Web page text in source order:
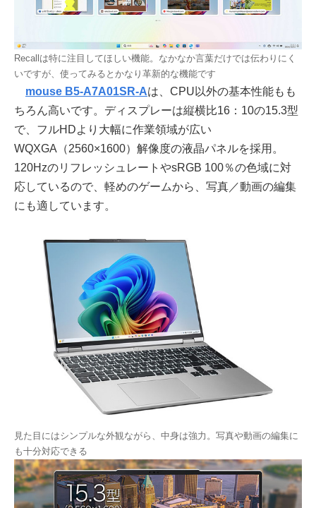
Recallは特に注目してほしい機能。なかなか言葉だけでは伝わりにく
いですが、使ってみるとかなり革新的な機能です
mouse B5-A7A01SR-Aは、CPU以外の基本性能もも
ちろん高いです。ディスプレーは縦横比16：10の15.3型
で、フルHDより大幅に作業領域が広い
WQXGA（2560×1600）解像度の液晶パネルを採用。
120HzのリフレッシュレートやsRGB 100％の色域に対
応しているので、軽めのゲームから、写真／動画の編集
にも適しています。
見た目にはシンプルな外観ながら、中身は強力。写真や動画の編集に
も十分対応できる